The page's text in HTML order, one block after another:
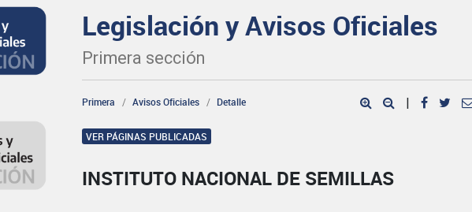
Legislación y Avisos Oficiales
Primera sección
Primera Avisos Oficiales Detalle |
VER PÁGINAS PUBLICADAS
INSTITUTO NACIONAL DE SEMILLAS